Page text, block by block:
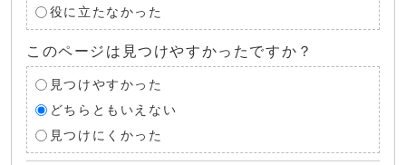
役に立たなかった
このページは見つけやすかったですか？
見つけやすかった
どちらともいえない
見つけにくかった